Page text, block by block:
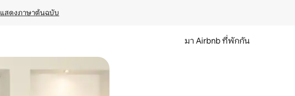
แสดงภาษาต้นฉบับ
มา Airbnb ที่พักกัน